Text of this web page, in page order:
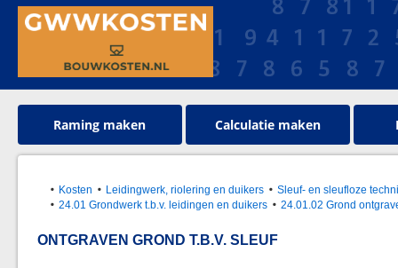
Raming maken Calculatie maken
Kosten Leidingwerk, riolering en duikers
Sleuf- en sleufloze
24.01 Grondwerk t.b.v. leidingen en duikers
24.01.02 Grond
ONTGRAVEN GROND T.B.V. SLEUF